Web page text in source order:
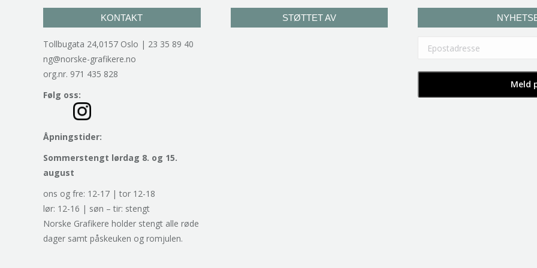
KONTAKT
Tollbugata 24,0157 Oslo | 23 35 89 40
ng@norske-grafikere.no
org.nr. 971 435 828
Følg oss:
Åpningstider:
Sommerstengt lørdag 8. og 15.
august
ons og fre: 12-17 | tor 12-18
lør: 12-16 | søn – tir: stengt
Norske Grafikere holder stengt alle røde
dager samt påskeuken og romjulen.
STØTTET AV